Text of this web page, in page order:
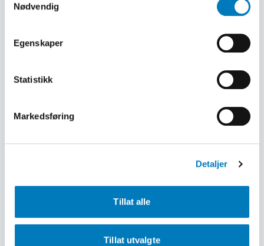
nettsted.
personopplysninger, se vår
personvernerklæring.Du
vi bruker i våre
informasjonskapsler for å samle inn og behandle data i
Nødvendig
Egenskaper
Statistikk
Markedsføring
Detaljer
Tillat alle
Tillat utvalgte
Super-X film Blåfoliefilm (Interleavefilm)